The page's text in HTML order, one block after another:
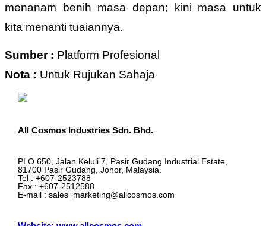
menanam benih masa depan; kini masa untuk
kita menanti tuaiannya.
Sumber : Platform Profesional
Nota : Untuk Rujukan Sahaja
All Cosmos Industries Sdn. Bhd.
PLO 650, Jalan Keluli 7, Pasir Gudang Industrial Estate,
81700 Pasir Gudang, Johor, Malaysia.
Tel : +607-2523788
Fax : +607-2512588
E-mail : sales_marketing@allcosmos.com